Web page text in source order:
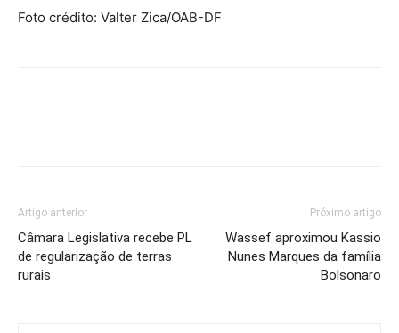
Foto crédito: Valter Zica/OAB-DF
Artigo anterior
Câmara Legislativa recebe PL
de regularização de terras
rurais
Próximo artigo
Wassef aproximou Kassio
Nunes Marques da família
Bolsonaro